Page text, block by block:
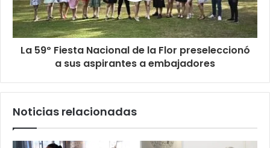
La 59º Fiesta Nacional de la Flor preseleccionó
a sus aspirantes a embajadores
Noticias relacionadas